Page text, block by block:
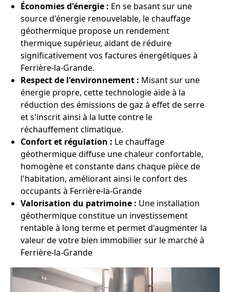
Économies d'énergie : En se basant sur une
source d'énergie renouvelable, le chauffage
géothermique propose un rendement
thermique supérieur, aidant de réduire
significativement vos factures énergétiques à
Ferrière-la-Grande.
Respect de l'environnement : Misant sur une
énergie propre, cette technologie aide à la
réduction des émissions de gaz à effet de serre
et s'inscrit ainsi à la lutte contre le
réchauffement climatique.
Confort et régulation : Le chauffage
géothermique diffuse une chaleur confortable,
homogène et constante dans chaque pièce de
l'habitation, améliorant ainsi le confort des
occupants à Ferrière-la-Grande
Valorisation du patrimoine : Une installation
géothermique constitue un investissement
rentable à long terme et permet d'augmenter la
valeur de votre bien immobilier sur le marché à
Ferrière-la-Grande